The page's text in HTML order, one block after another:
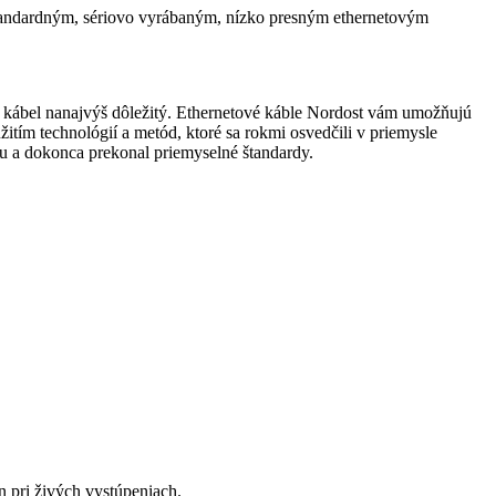
sériovo vyrábaným, nízko presným ethernetovým
nanajvýš dôležitý. Ethernetové káble Nordost vám umožňujú
technológií a metód, ktoré sa rokmi osvedčili v priemysle
dokonca prekonal priemyselné štandardy.
pri živých vystúpeniach.